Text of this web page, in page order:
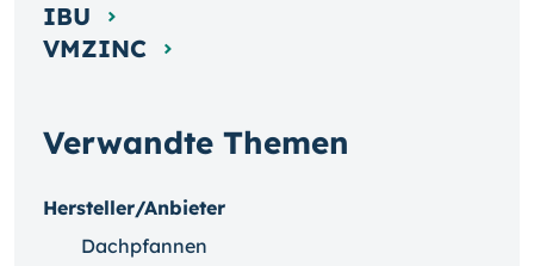
Verwandte Themen
Hersteller/Anbieter
Dachpfannen
IBU
VMZINC